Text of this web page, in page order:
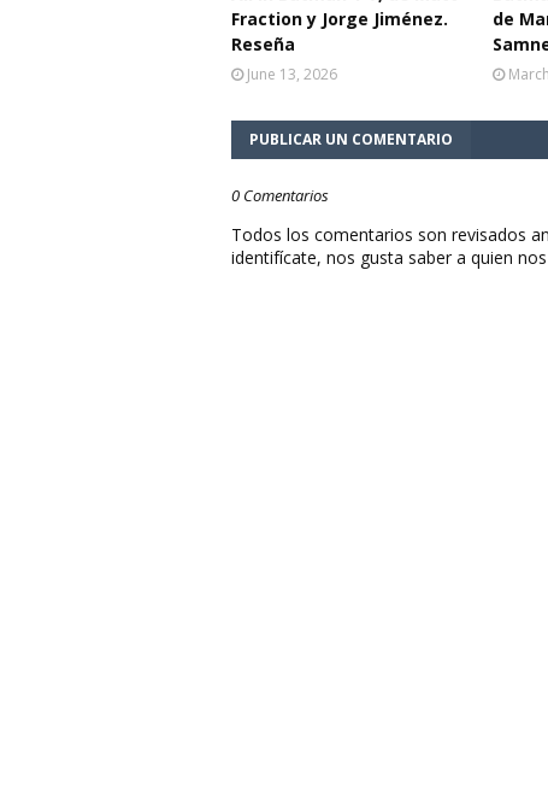
Fraction y Jorge Jiménez.
Reseña
June 13, 2026
de
PUBLICAR UN COMENTARIO
0 Comentarios
Todos los comentarios son revisados
identifícate, nos gusta saber a quien